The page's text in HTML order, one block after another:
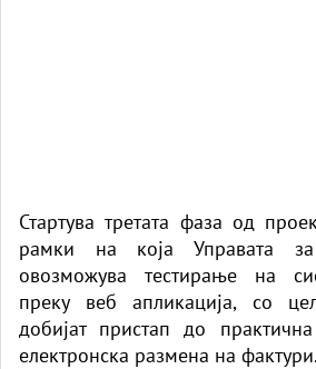
Стартува третата фаза од
рамки на која Управата
овозможува тестирање на
преку веб апликација, со
добијат пристап до
електронска размена на фактури.